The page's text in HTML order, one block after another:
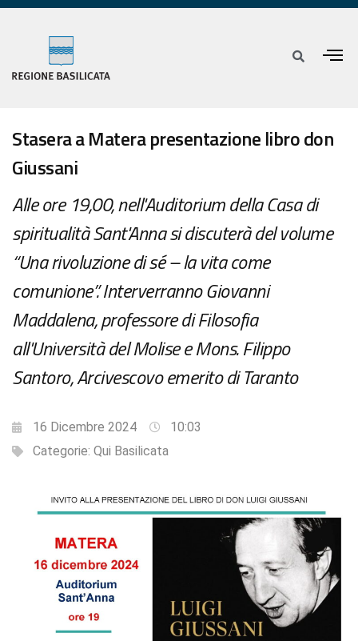
Stasera a Matera presentazione libro don
Giussani
Alle ore 19,00, nell'Auditorium della Casa di
spiritualità Sant'Anna si discuterà del volume
“Una rivoluzione di sé – la vita come
comunione”. Interverranno Giovanni
Maddalena, professore di Filosofia
all'Università del Molise e Mons. Filippo
Santoro, Arcivescovo emerito di Taranto
16 Dicembre 2024
10:03
Categorie: Qui Basilicata